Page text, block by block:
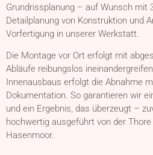
Grundrissplanung – auf Wunsch mit
Detailplanung von Konstruktion und
Vorfertigung in unserer Werkstatt.
Die Montage vor Ort erfolgt mit
Abläufe reibungslos
Innenausbaus erfolgt die Abnahme
Dokumentation. So garantieren wir
und ein Ergebnis, das überzeugt –
hochwertig ausgeführt von der
Hasenmoor.